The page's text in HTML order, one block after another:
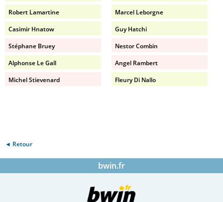
Robert Lamartine
Casimir Hnatow
Stéphane Bruey
Alphonse Le Gall
Michel Stievenard
Marcel Leborgne
Guy Hatchi
Nestor Combin
Angel Rambert
Fleury Di Nallo
◄ Retour
bwin.fr